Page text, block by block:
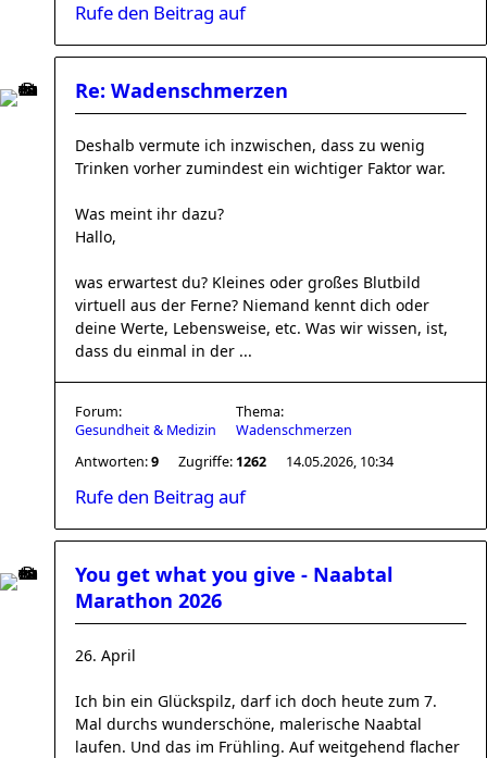
Rufe den Beitrag auf
Re: Wadenschmerzen
Deshalb vermute ich inzwischen, dass zu wenig
Trinken vorher zumindest ein wichtiger Faktor war.
Was meint ihr dazu?
Hallo,
was erwartest du? Kleines oder großes Blutbild
virtuell aus der Ferne? Niemand kennt dich oder
deine Werte, Lebensweise, etc. Was wir wissen, ist,
dass du einmal in der ...
Forum:
Gesundheit & Medizin
Thema:
Wadenschmerzen
Antworten:9 Zugriffe: 1262 14.05.2026, 10:34
Rufe den Beitrag auf
You get what you give - Naabtal
Marathon 2026
26. April
Ich bin ein Glückspilz, darf ich doch heute zum 7.
Mal durchs wunderschöne, malerische Naabtal
laufen. Und das im Frühling. Auf weitgehend flacher